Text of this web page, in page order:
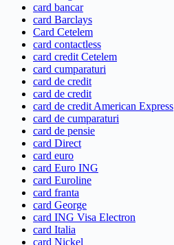
card bancar
card Barclays
Card Cetelem
card contactless
card credit Cetelem
card cumparaturi
card de credit
card de credit
card de credit American Express
card de cumparaturi
card de pensie
card Direct
card euro
card Euro ING
card Euroline
card franta
card George
card ING Visa Electron
card Italia
card Nickel